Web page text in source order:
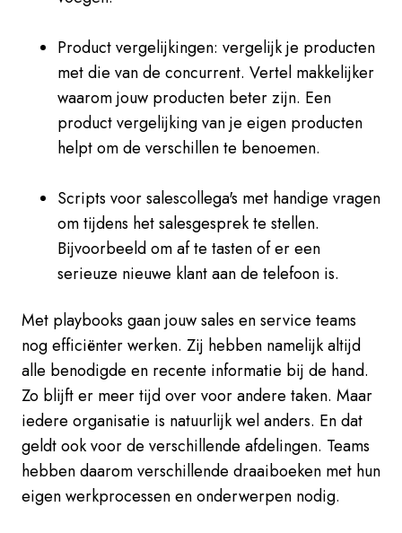
Product vergelijkingen: vergelijk je producten
met die van de concurrent. Vertel makkelijker
waarom jouw producten beter zijn. Een
product vergelijking van je eigen producten
helpt om de verschillen te benoemen.
Scripts voor salescollega's met handige vragen
om tijdens het salesgesprek te stellen.
Bijvoorbeeld om af te tasten of er een
serieuze nieuwe klant aan de telefoon is.
Met playbooks gaan jouw sales en service teams
nog efficiënter werken. Zij hebben namelijk altijd
alle benodigde en recente informatie bij de hand.
Zo blijft er meer tijd over voor andere taken. Maar
iedere organisatie is natuurlijk wel anders. En dat
geldt ook voor de verschillende afdelingen. Teams
hebben daarom verschillende draaiboeken met hun
eigen werkprocessen en onderwerpen nodig.